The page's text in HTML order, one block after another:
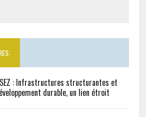
: Infrastructures structurantes et
durable, un lien étroit